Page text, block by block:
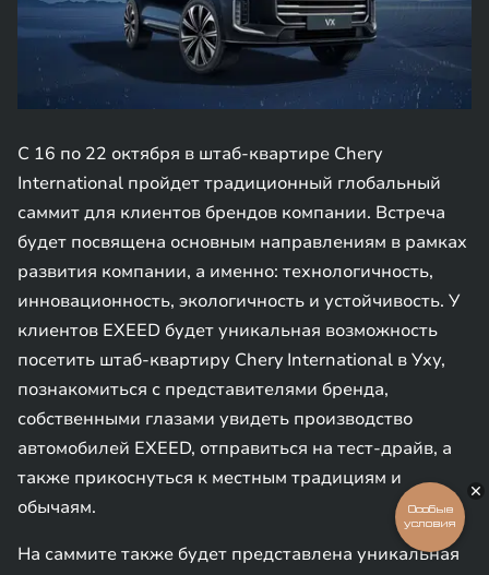
С 16 по 22 октября в штаб-квартире Chery
International пройдет традиционный глобальный
саммит для клиентов брендов компании. Встреча
будет посвящена основным направлениям в рамках
развития компании, а именно: технологичность,
инновационность, экологичность и устойчивость. У
клиентов EXEED будет уникальная возможность
посетить штаб-квартиру Chery International в Уху,
познакомиться с представителями бренда,
собственными глазами увидеть производство
автомобилей EXEED, отправиться на тест-драйв, а
также прикоснуться к местным традициям и
обычаям.
На саммите также будет представлена уникальная
Особые
условия